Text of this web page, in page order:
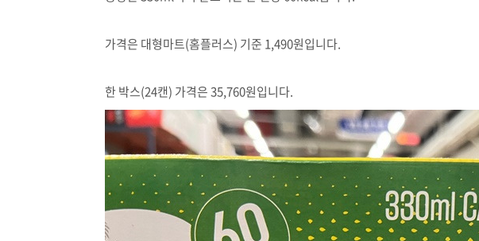
가격은 대형마트(홈플러스) 기준 1,490원입니다.
한 박스(24캔) 가격은 35,760원입니다.